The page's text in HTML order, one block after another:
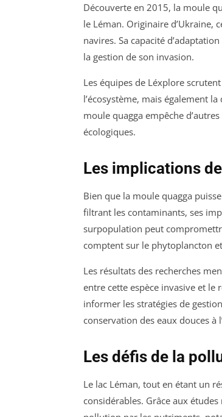
Découverte en 2015, la moule
le Léman. Originaire d’Ukraine,
navires. Sa capacité
la gestion de son invasion.
Les équipes de Léxplore
l’écosystème, mais également
moule quagga empêche
écologiques.
Les implications
Bien que la moule quagga
filtrant les contaminants, ses
surpopulation peut
comptent sur le phytoplancton
Les résultats des recherches
entre cette espèce invasive et le
informer les stratégies de
conservation des eaux douces à
Les défis de la
Le lac Léman, tout en étant un
considérables. Grâce aux